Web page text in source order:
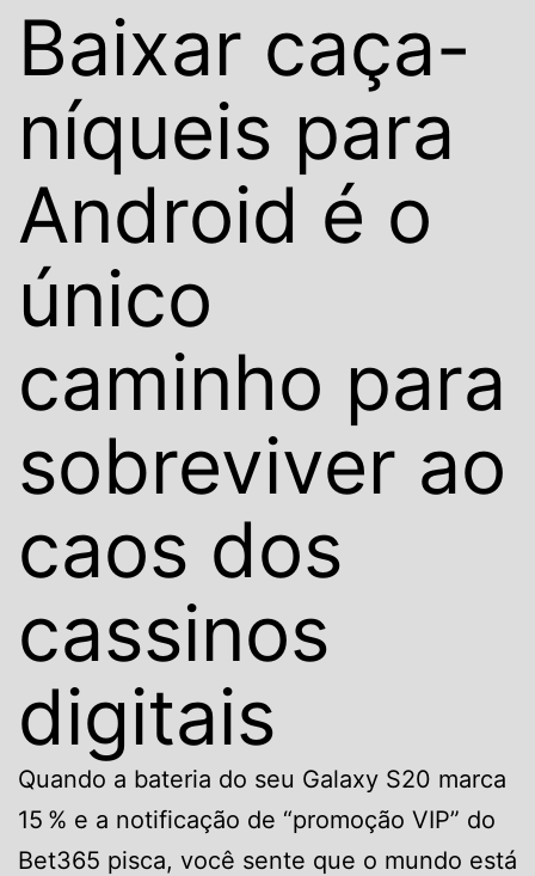
Baixar caça-
níqueis para
Android é o
único
caminho para
sobreviver ao
caos dos
cassinos
digitais
Quando a bateria do seu Galaxy S20 marca
15 % e a notificação de “promoção VIP” do
Bet365 pisca, você sente que o mundo está